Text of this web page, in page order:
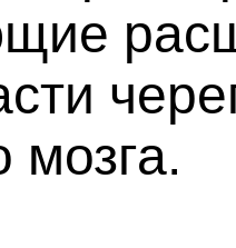
мозга.